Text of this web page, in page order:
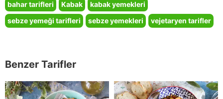
bahar tarifleri Kabak
kabak yemekleri
sebze yemeği tarifleri
sebze yemekleri vejetaryen tarifler
Benzer Tarifler